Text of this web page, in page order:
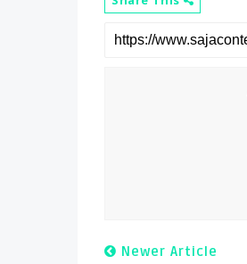
Newer Article